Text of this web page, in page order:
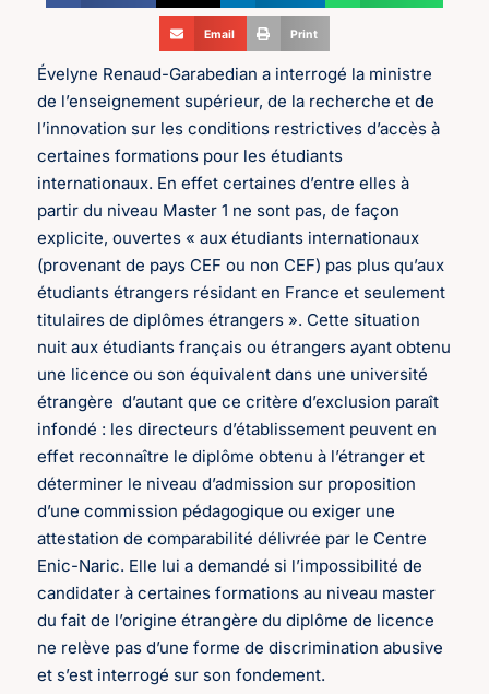
Email Print
Évelyne Renaud-Garabedian a interrogé la ministre
de l’enseignement supérieur, de la recherche et de
l’innovation sur les conditions restrictives d’accès à
certaines formations pour les étudiants
internationaux. En effet certaines d’entre elles à
partir du niveau Master 1 ne sont pas, de façon
explicite, ouvertes « aux étudiants internationaux
(provenant de pays CEF ou non CEF) pas plus qu’aux
étudiants étrangers résidant en France et seulement
titulaires de diplômes étrangers ». Cette situation
nuit aux étudiants français ou étrangers ayant obtenu
une licence ou son équivalent dans une université
étrangère d’autant que ce critère d’exclusion paraît
infondé : les directeurs d’établissement peuvent en
effet reconnaître le diplôme obtenu à l’étranger et
déterminer le niveau d’admission sur proposition
d’une commission pédagogique ou exiger une
attestation de comparabilité délivrée par le Centre
Enic-Naric. Elle lui a demandé si l’impossibilité de
candidater à certaines formations au niveau master
du fait de l’origine étrangère du diplôme de licence
ne relève pas d’une forme de discrimination abusive
et s’est interrogé sur son fondement.